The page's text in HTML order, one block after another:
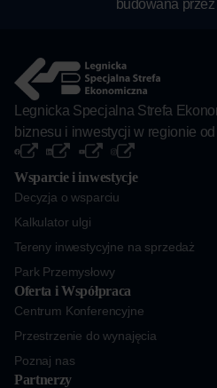
budowana
Legnicka Specjalna Strefa
biznesu i inwestycji w regionie
Wsparcie i inwestycje
Decyzja o wsparciu
Kalkulator ulgi
Tereny inwestycyjne na sprzedaż
Park Przemysłowy
Oferta i Współpraca
Centrum Konferencyjne
Przestrzenie do wynajęcia
Poznaj nas
Partnerzy